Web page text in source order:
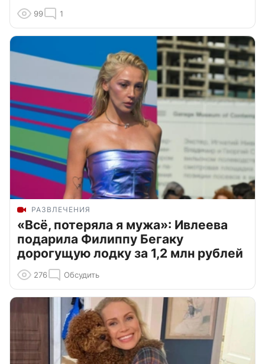
99 1
РАЗВЛЕЧЕНИЯ
«Всё, потеряла я мужа»: Ивлеева
подарила Филиппу Бегаку
дорогущую лодку за 1,2 млн рублей
276 Обсудить